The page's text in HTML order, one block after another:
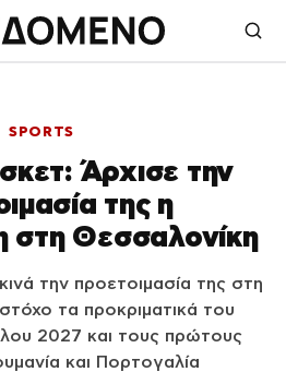
SPORTS
Άρχισε την
της η
στη Θεσσαλονίκη
την προετοιμασία της στη
τα προκριματικά του
2027 και τους πρώτους
και Πορτογαλία